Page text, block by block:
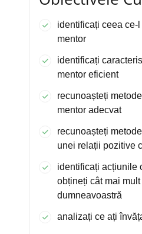
identificați ceea ce-
mentor
identificați
mentor eficient
recunoașteți
mentor adecvat
recunoașteți
unei relații pozitive
identificați acțiunile
obțineți cât mai mult
dumneavoastră
analizați ce ați